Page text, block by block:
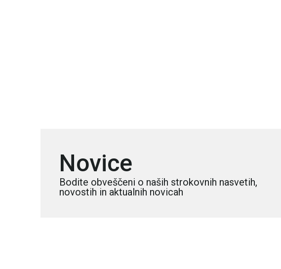
Novice
Bodite obveščeni o naših strokovnih nasvetih,
novostih in aktualnih novicah